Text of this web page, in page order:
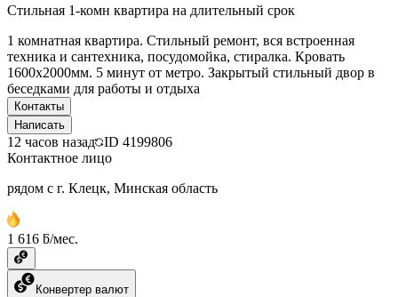
Стильная 1-комн квартира на длительный срок
1 комнатная квартира. Стильный ремонт, вся встроенная
техника и сантехника, посудомойка, стиралка. Кровать
1600х2000мм. 5 минут от метро. Закрытый стильный двор в
беседками для работы и отдыха
Контакты
Написать
12 часов назад ID 4199806
Контактное лицо
рядом с г. Клецк, Минская область
1 616 ƃ/мес.
Конвертер валют